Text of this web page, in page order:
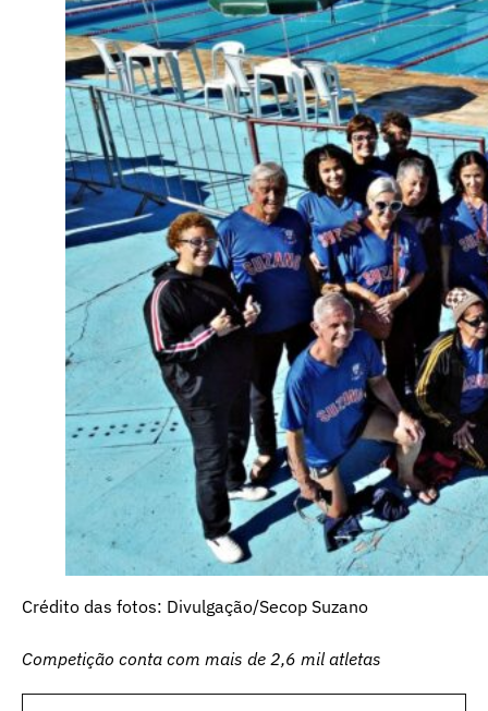
Crédito das fotos: Divulgação/Secop Suzano
Competição conta com mais de 2,6 mil atletas